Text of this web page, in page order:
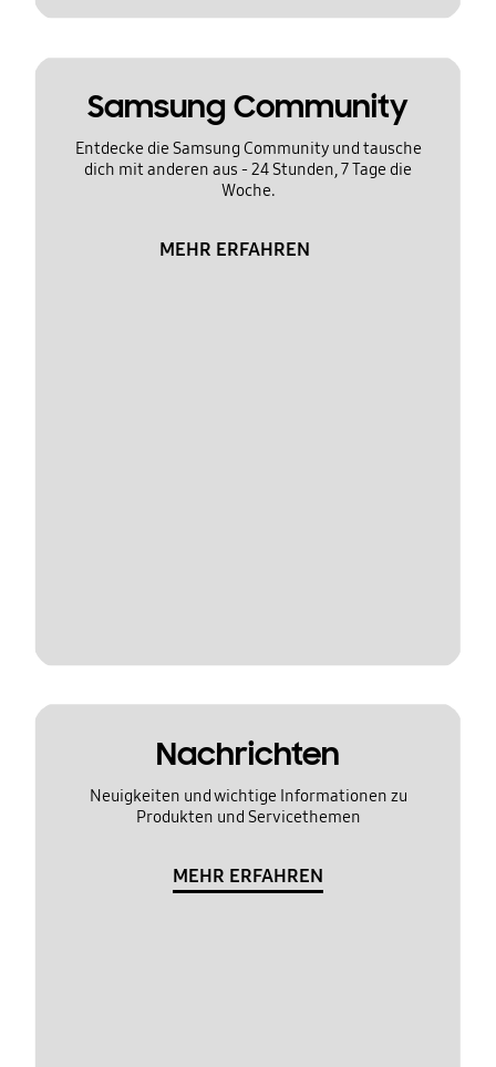
Samsung Community
Entdecke die Samsung Community und tausche
dich mit anderen aus - 24 Stunden, 7 Tage die
Woche.
MEHR ERFAHREN
Nachrichten
Neuigkeiten und wichtige Informationen zu
Produkten und Servicethemen
MEHR ERFAHREN